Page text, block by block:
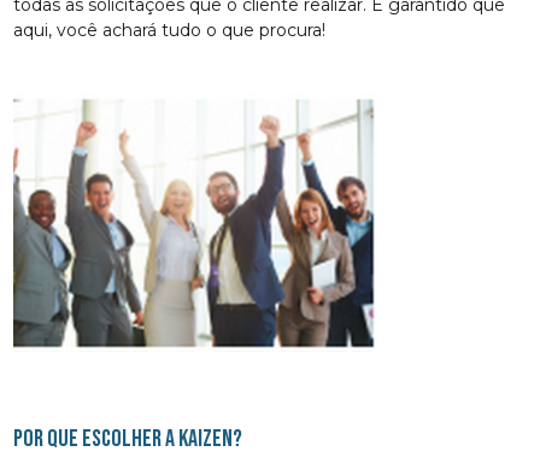
todas as solicitações que o cliente realizar. É garantido que
aqui, você achará tudo o que procura!
Por que escolher a Kaizen?